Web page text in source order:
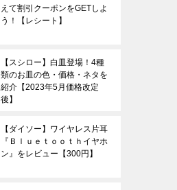
えて割引クーポンをGETしよ
う！【レシート】
【スシロー】白皿登場！4種
類のお皿の色・価格・ネタを
紹介【2023年5月価格改定
後】
【ダイソー】ワイヤレス片耳
『Ｂｌｕｅｔｏｏｔｈイヤホ
ン』をレビュー【300円】